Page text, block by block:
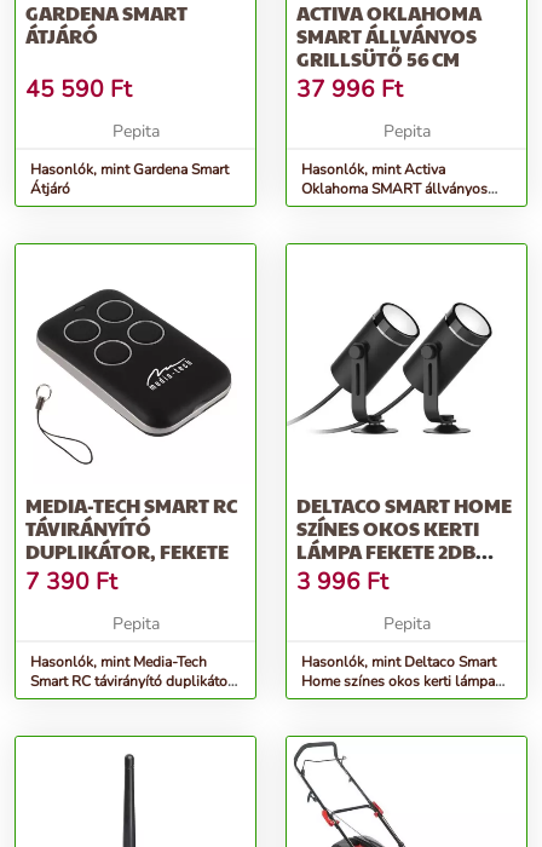
GARDENA SMART
ÁTJÁRÓ
45 590 Ft
Pepita
Hasonlók, mint Gardena Smart
Átjáró
ACTIVA OKLAHOMA
SMART ÁLLVÁNYOS
GRILLSÜTŐ 56 CM
37 996 Ft
Pepita
Hasonlók, mint Activa
Oklahoma SMART állványos
grillsütő 56 cm
MEDIA-TECH SMART RC
TÁVIRÁNYÍTÓ
DUPLIKÁTOR, FEKETE
7 390 Ft
Pepita
Hasonlók, mint Media-Tech
Smart RC távirányító duplikátor,
fekete
DELTACO SMART HOME
SZÍNES OKOS KERTI
LÁMPA FEKETE 2DB
(SH-GLEX01)
3 996 Ft
Pepita
Hasonlók, mint Deltaco Smart
Home színes okos kerti lámpa
fekete 2db (SH-GLEX01)